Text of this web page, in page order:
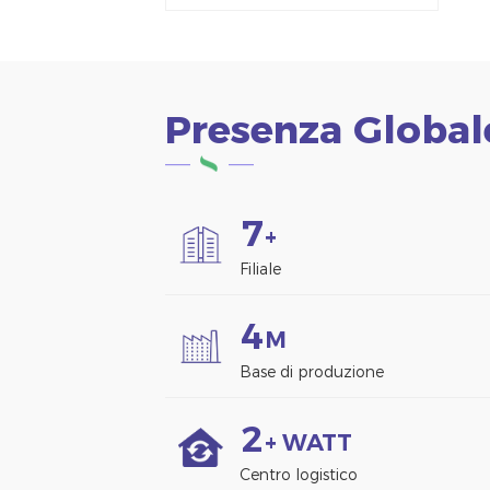
Presenza
7+
Filiale
4M
Base di produzione
2+ WATT
Centro logistico